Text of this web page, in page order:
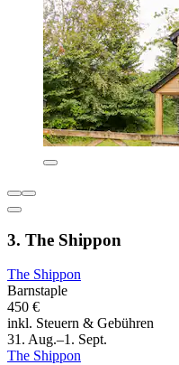
3. The Shippon
The Shippon
Barnstaple
450 €
inkl. Steuern & Gebühren
31. Aug.–1. Sept.
The Shippon